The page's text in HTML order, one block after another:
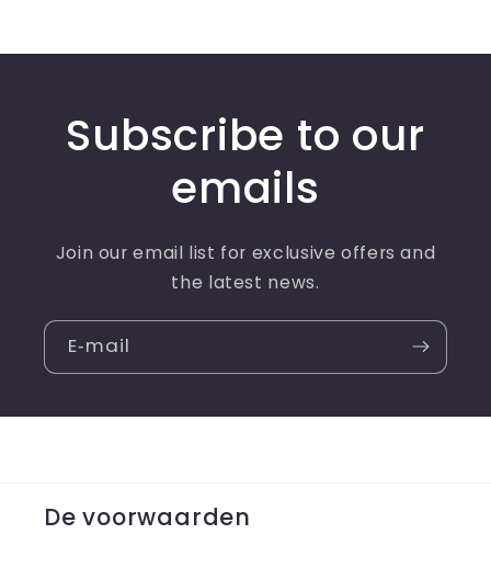
Subscribe to our
emails
Join our email list for exclusive offers and
the latest news.
E‑mail
De voorwaarden